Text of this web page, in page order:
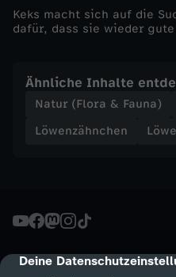
cmp-dialog-description
Deine
-
u
c
s
Keks macht sich auf die
dafür, dass sie wieder gute
Ähnliche Inhalte
Natur (Flora & Fauna)
Löwenzähnchen